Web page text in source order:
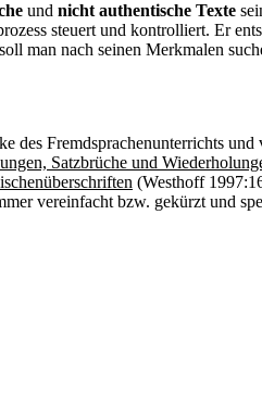
und nicht authentische Texte
steuert und kontrolliert. Er
man nach seinen Merkmalen
des Fremdsprachenunterrichts
Satzbrüche und
(Westhoff
vereinfacht bzw. gekürzt und